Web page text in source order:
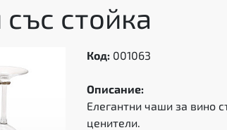
стойка
Код: 001063
Описание:
Елегантни чаши за вино
ценители.